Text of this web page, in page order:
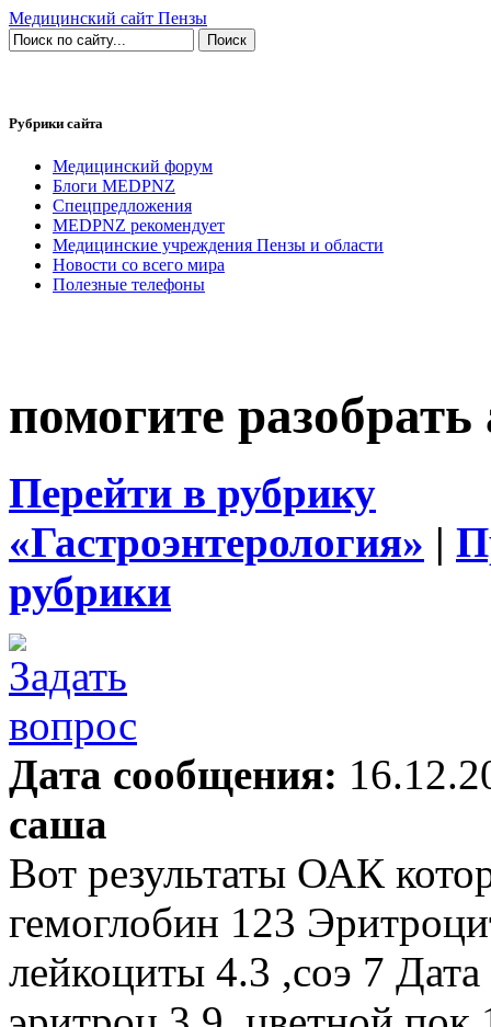
Медицинский сайт Пензы
Рубрики сайта
Медицинский форум
Блоги MEDPNZ
Спецпредложения
MEDPNZ рекомендует
Медицинские учреждения Пензы и области
Новости со всего мира
Полезные телефоны
помогите
Перейти в рубрику
«Гастроэнтерология» |
рубрики
Дата сообщения:
саша
Вот результаты ОАК
гемоглобин 123
лейкоциты 4.3 ,соэ 7